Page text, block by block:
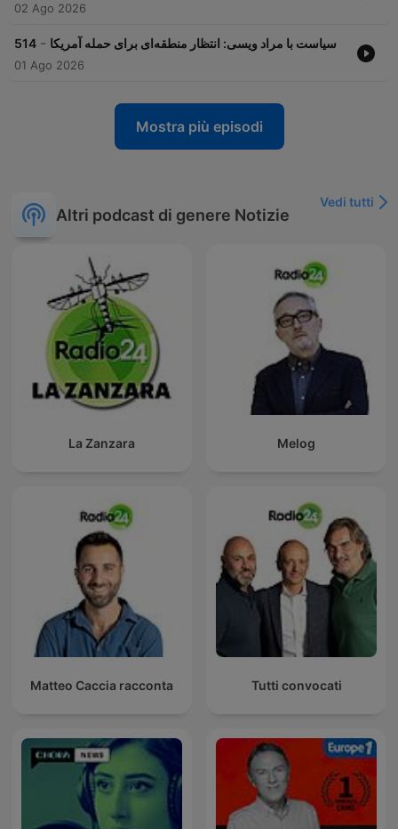
02 Ago 2026
514 - سیاست با مراد ویسی: انتظار منطقه‌ای برای حمله آمریکا
01 Ago 2026
Mostra più episodi
Altri podcast di genere Notizie
Vedi tutti
La Zanzara Melog
Matteo Caccia racconta Tutti convocati